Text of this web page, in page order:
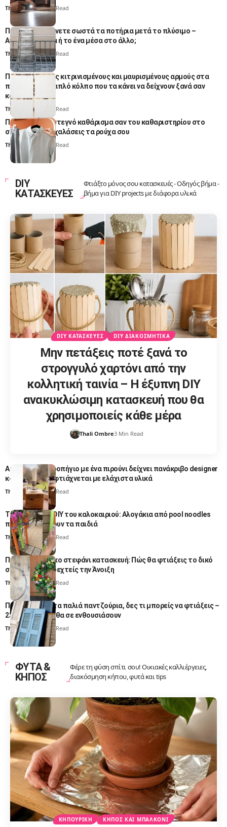
Thali Ombre4 Min Read
Πώς να στεγνώνετε σωστά τα ποτήρια μετά το πλύσιμο –
Ανάποδα, όρθια ή το ένα μέσα στο άλλο;
Thali Ombre4 Min Read
Πες αντίο στους κιτρινισμένους και μαυρισμένους αρμούς στα
πλακάκια – Το απλό κόλπο που τα κάνει να δείχνουν ξανά σαν
καινούρια
Thali Ombre 3 Min Read
Πώς να κάνεις στεγνό καθάρισμα σαν του καθαριστηρίου στο
σπίτι χωρίς να χαλάσεις τα ρούχα σου
Thali Ombre 3 Min Read
DIY
ΚΑΤΑΣΚΕΥΕΣ
Φτιάξτο μόνος σου κατασκευές - Οδηγός βήμα -
βήμα για DIY projects με διάφορα υλικά
DIY ΚΑΤΑΣΚΕΥΈΣ DIY ΔΙΑΚΟΣΜΗΤΙΚΆ
Μην πετάξεις ποτέ ξανά το
στρογγυλό χαρτόνι από την
κολλητική ταινία – Η έξυπνη DIY
ανακυκλώσιμη κατασκευή που θα
χρησιμοποιείς κάθε μέρα
Thali Ombre3 Min Read
Αυτό το DIY κηροπήγιο με ένα πιρούνι δείχνει πανάκριβο designer
κομμάτι, αλλά φτιάχνεται με ελάχιστα υλικά
Thali Ombre3 Min Read
Το πιο εύκολο DIY του καλοκαιριού: Αλογάκια από pool noodles
που ξετρελαίνουν τα παιδιά
Thali Ombre 3 Min Read
Πρωτομαγιάτικο στεφάνι κατασκευή: Πώς θα φτιάξεις το δικό
σου για να υποδεχτείς την Άνοιξη
Thali Ombre4 Min Read
Πριν πετάξεις τα παλιά παντζούρια, δες τι μπορείς να φτιάξεις –
23+1 ιδέες που θα σε ενθουσιάσουν
Thali Ombre3 Min Read
ΦΥΤΑ &
ΚΗΠΟΣ
Φέρε τη φύση σπίτι σου! Οικιακές καλλιέργειες,
διακόσμηση κήπου, φυτά και tips
ΚΗΠΟΥΡΙΚΉ ΚΉΠΟΣ ΚΑΙ ΜΠΑΛΚΌΝΙ